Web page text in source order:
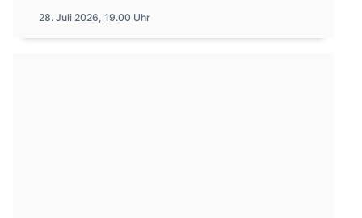
28. Juli 2026, 19.00 Uhr